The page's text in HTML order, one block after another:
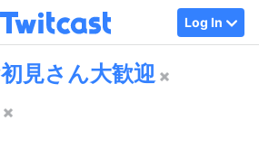
Log In
初見さん大歓迎